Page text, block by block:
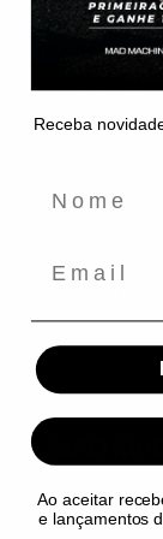
de preço?
E-mail
Bem-vindo
Receba
Ao aceitar
e lançamentos